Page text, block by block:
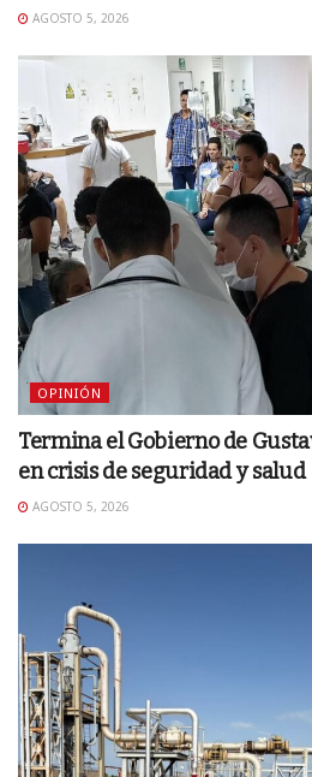
AGOSTO 5, 2026
OPINIÓN
Termina el Gobierno de
en crisis de seguridad y salud
AGOSTO 5, 2026